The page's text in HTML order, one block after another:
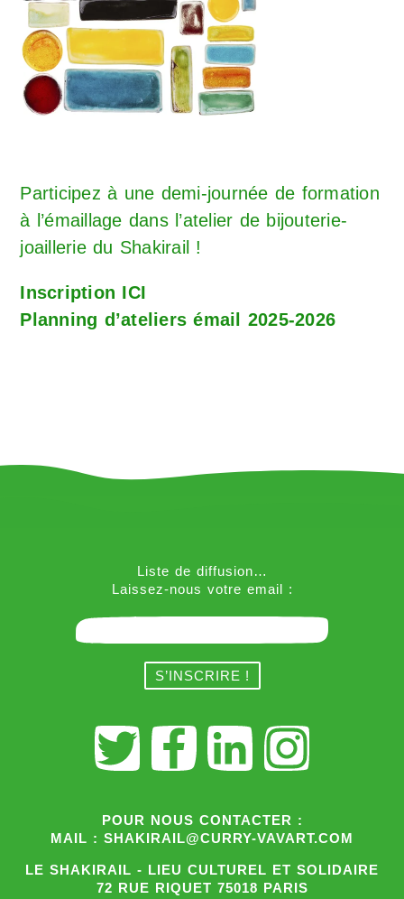
Participez à une demi-journée de formation
à l’émaillage dans l’atelier de bijouterie-
joaillerie du Shakirail !
Inscription ICI
Planning d’ateliers émail 2025-2026
Liste de diffusion…
Laissez-nous votre email :
POUR NOUS CONTACTER :
MAIL : SHAKIRAIL@CURRY-VAVART.COM
LE SHAKIRAIL - LIEU CULTUREL ET SOLIDAIRE
72 RUE RIQUET 75018 PARIS